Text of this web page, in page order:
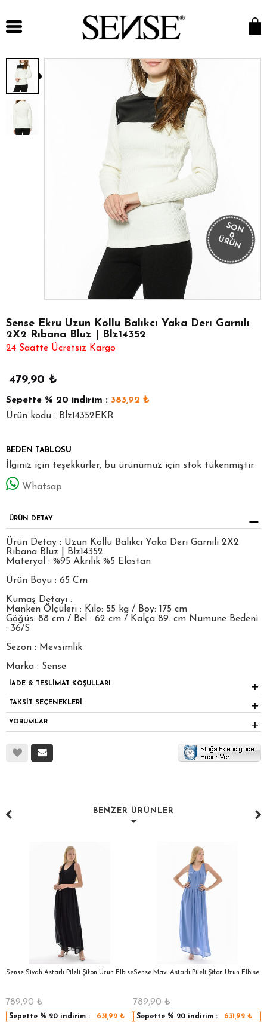
SON
0
ÜRÜN
Sense Ekru Uzun Kollu Balıkcı Yaka Derı Garnılı
2X2 Rıbana Bluz | Blz14352
24 Saatte Ücretsiz Kargo
479,90 ₺
Sepette % 20 indirim : 383,92 ₺
Ürün kodu : Blz14352EKR
BEDEN TABLOSU
İlginiz için teşekkürler, bu ürünümüz için stok tükenmiştir.
Whatsap
ÜRÜN DETAY
Ürün Detay : Uzun Kollu Balıkcı Yaka Derı Garnılı 2X2
Rıbana Bluz | Blz14352
Materyal : %95 Akrılık %5 Elastan
Ürün Boyu : 65 Cm
Kumaş Detayı :
Manken Ölçüleri : Kilo: 55 kg / Boy: 175 cm
Göğüs: 88 cm / Bel : 62 cm / Kalça 89: cm Numune Bedeni
: 36/S
Sezon : Mevsimlik
Marka : Sense
İADE & TESLİMAT KOŞULLARI
TAKSİT SEÇENEKLERİ
YORUMLAR
BENZER ÜRÜNLER
Sense Siyah Astarlı Pileli Şifon Uzun Elbise
789,90 ₺
Sepette % 20 indirim : 631,92₺
Sense Mavı Astarlı Pileli Şifon Uzun Elbise
789,90 ₺
Sepette % 20 indirim : 631,92₺